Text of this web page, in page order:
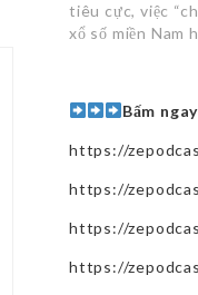
tiêu cực, việc
xổ số miền Nam
Bấm
https://
https://
https://
https://